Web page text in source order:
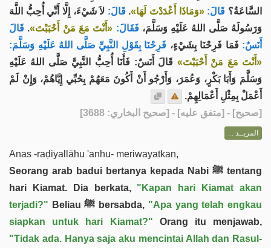
السَّاعَةُ؟ قَالَ: «وَمَاذَا أَعْدَدْتَ لَهَا». قَالَ: لاَ شَيْءَ، إِلَّا أَنِّي أُحِبُّ اللَّهَ
وَرَسُولَهُ صَلَّى اللهُ عَلَيْهِ وَسَلَّمَ، فَقَالَ: «أَنْتَ مَعَ مَنْ أَحْبَبْتَ». قَالَ
أَنَسٌ: فَمَا فَرِحْنَا بِشَيْءٍ، فَرِحْنَا بِقَوْلِ النَّبِيِّ صَلَّى اللهُ عَلَيْهِ وَسَلَّمَ:
«أَنْتَ مَعَ مَنْ أَحْبَبْتَ» قَالَ أَنَسٌ: فَأَنَا أُحِبُّ النَّبِيَّ صَلَّى اللهُ عَلَيْهِ
وَسَلَّمَ وَأَبَا بَكْرٍ، وَعُمَرَ، وَأَرْجُو أَنْ أَكُونَ مَعَهُمْ بِحُبِّي إِيَّاهُمْ، وَإِنْ لَمْ
أَعْمَلْ بِمِثْلِ أَعْمَالِهِمْ.
[صحيح] - [متفق عليه] - [صحيح البخاري: 3688]
المزيــد ...
Anas -raḍiyallāhu 'anhu- meriwayatkan,
Seorang arab badui bertanya kepada Nabi ﷺ tentang
hari Kiamat. Dia berkata, "Kapan hari Kiamat akan
terjadi?"
Beliau ﷺ bersabda, "Apa yang telah engkau
siapkan untuk hari Kiamat?" Orang itu menjawab,
"Tidak ada. Hanya saja aku mencintai Allah dan Rasul-